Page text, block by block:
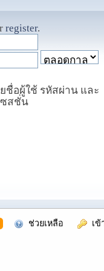
register.
ชื่อผู้ใช้ รหัสผ่าน และ
ซสชั่น
ช่วยเหลือ เข้